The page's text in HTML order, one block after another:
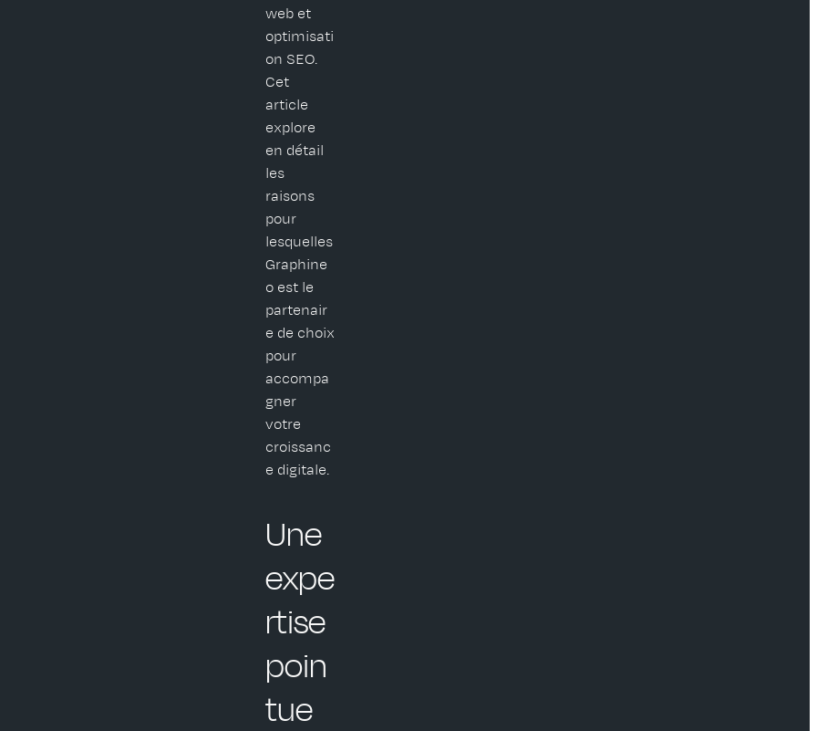
web et
optimisati
on SEO.
Cet
article
explore
en détail
les
raisons
pour
lesquelles
Graphine
o est le
partenair
e de choix
pour
accompa
gner
votre
croissanc
e digitale.
Une
expe
rtise
poin
tue